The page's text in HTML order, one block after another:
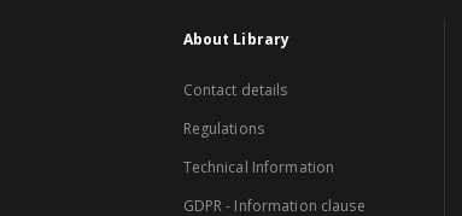
About Library
Contact details
Regulations
Technical Information
GDPR - Information clause